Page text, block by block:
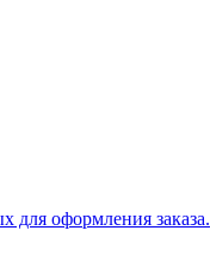
для оформления заказа.